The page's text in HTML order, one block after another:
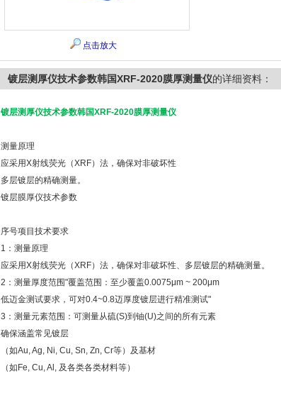
点击放大
镀层测厚仪技术参数韩国XRF-2020膜厚测量仪的详细资料：
镀层测厚仪技术参数韩国XRF-2020膜厚测量仪
测量原理
应采用X射线荧光（XRF）法，确保对非破坏性
多层镀层的精确测量。
镀层膜厚仪技术参数
序号项目 技术要求
1：测量原理
应采用X射线荧光（XRF）法，确保对非破坏性、多层镀层的精确测量。
2：测量厚度范围"覆盖范围：至少覆盖0.0075μm ~ 200μm
低迈金测试要求，可对0.4~0.8迈厚度镀层进行精准测试"
3：测量元素范围：可测量从硫(S)到铀(U)之间的所有元素
确保涵盖常见镀层
（如Au, Ag, Ni, Cu, Sn, Zn, Cr等）及基材
（如Fe, Cu, Al, 及各类各类材料等）